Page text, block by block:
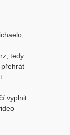
tedy
přehrát
vyplnit